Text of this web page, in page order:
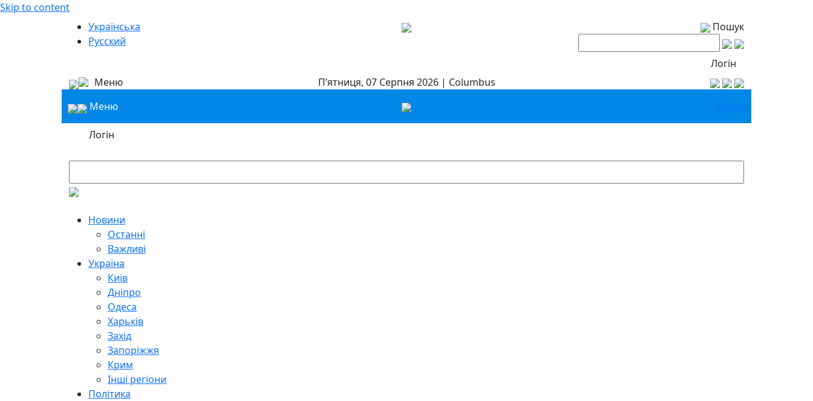
Skip to content
Українська
Русский
Пошук
Логін
Меню
П’ятниця, 07 Серпня 2026 | Columbus
Меню
УкрРу
Логін
Новини
Останні
Важливі
Україна
Київ
Дніпро
Одеса
Харьків
Захід
Запоріжжя
Крим
Інші регіони
Політика